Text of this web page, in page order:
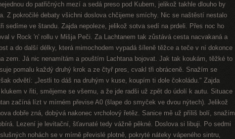
do patřičných mezí a sedá preso pod Kubem, jelikož takhle dlouho by
Z pokročilé debaty všichni doslova chčijeme smíchy. Nic se naštěstí nestalo
sedíme ve štandu. Zajda nepoleze, jelikož sotva sedí na prdeli. Přes noc ho
v Rock 'n' rollu v Mišja Peči. Za Lachtanem tak zůstává cesta nacvakaná a
a do další délky, která mimochodem vypadá šíleně těžce a teče v ní dokonce
zem. Já nic nenamítám a pouštím Lachtana bojovat. Jak tak koukám, těžké to
pomalu každý druhý krok a ze čtyř pres, cvakl tři obráceně. Snažím se
odvětí: „Jestli to dáš na druhým v kuse, koupím ti dole čokoládu." Zajda
v řiti, smějeme se všemu, a že jde radši už zpět do údolí k autu. Situace
začíná lízt v mírném převise A0 (šlape do smyček ve dvou nýtech). Jelikož
dobře zná, dobývá nakonec vrcholový řetěz. Sanice mě už příliš bolí, snažím
Lezení je levitační, šťavnaté tedy vážně pěkné. Doslova si libuji. Po sedmi
nohách se v mírně převislé plotně, pokryté náteky vápeného sintru,